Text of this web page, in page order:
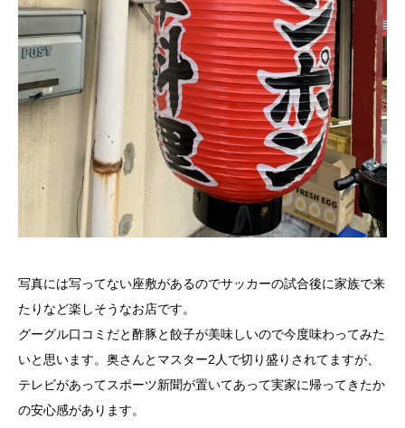
写真には写ってない座敷があるのでサッカーの試合後に家族で来
たりなど楽しそうなお店です。
グーグル口コミだと酢豚と餃子が美味しいので今度味わってみた
いと思います。奥さんとマスター2人で切り盛りされてますが、
テレビがあってスポーツ新聞が置いてあって実家に帰ってきたか
の安心感があります。